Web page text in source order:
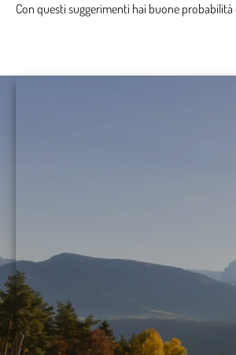
Con questi suggerimenti hai buone